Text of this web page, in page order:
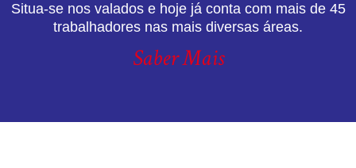
Situa-se nos valados e hoje já conta com mais de 45
trabalhadores nas mais diversas áreas.
Saber Mais